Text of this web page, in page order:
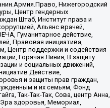
Нижегородский
Центр гендерных
Штаб, Институт права и
Альянс врачей,
Гуманитарное действие,
Правовая инициатива,
Центр поддержки и содействия
Горячая Линия, В защиту
и социальных движений,
Действие,
и защиты прав граждан,
и их семьям, Фонд
Так-Так-Так, Сова, центр Анна,
здоровья, Мемориал,